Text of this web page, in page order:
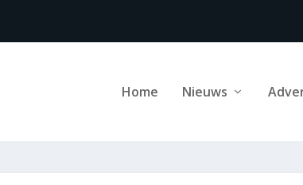
Home Nieuws